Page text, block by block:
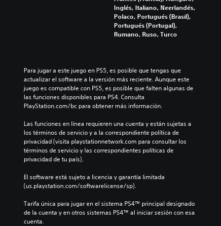
Inglés, Italiano, Neerlandés,
Polaco, Portugués (Brasil),
Portugués (Portugal),
Rumano, Ruso, Turco
Para jugar a este juego en PS5, es posible que tengas que
actualizar el software a la versión más reciente. Aunque este
juego es compatible con PS5, es posible que falten algunas de
las funciones disponibles para PS4. Consulta
PlayStation.com/bc para obtener más información.
Las funciones en línea requieren una cuenta y están sujetas a
los términos de servicio y a la correspondiente política de
privacidad (visita playstationnetwork.com para consultar los
términos de servicio y las correspondientes políticas de
privacidad de tu país).
El software está sujeto a licencia y garantía limitada
(us.playstation.com/softwarelicense/sp).
Tarifa única para jugar en el sistema PS4™ principal designado
de la cuenta y en otros sistemas PS4™ al iniciar sesión con esa
cuenta.